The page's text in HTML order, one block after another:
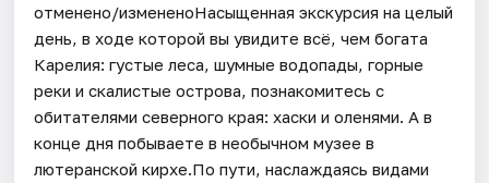
отменено/измененоНасыщенная экскурсия на целый
день, в ходе которой вы увидите всё, чем богата
Карелия: густые леса, шумные водопады, горные
реки и скалистые острова, познакомитесь с
обитателями северного края: хаски и оленями. А в
конце дня побываете в необычном музее в
лютеранской кирхе.По пути, наслаждаясь видами